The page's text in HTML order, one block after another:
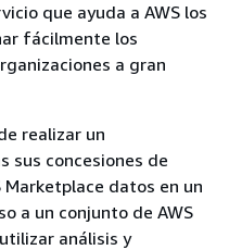
que ayuda a AWS los
fácilmente los
a gran
realizar un
sus concesiones de
Marketplace datos en un
a un conjunto de AWS
análisis y